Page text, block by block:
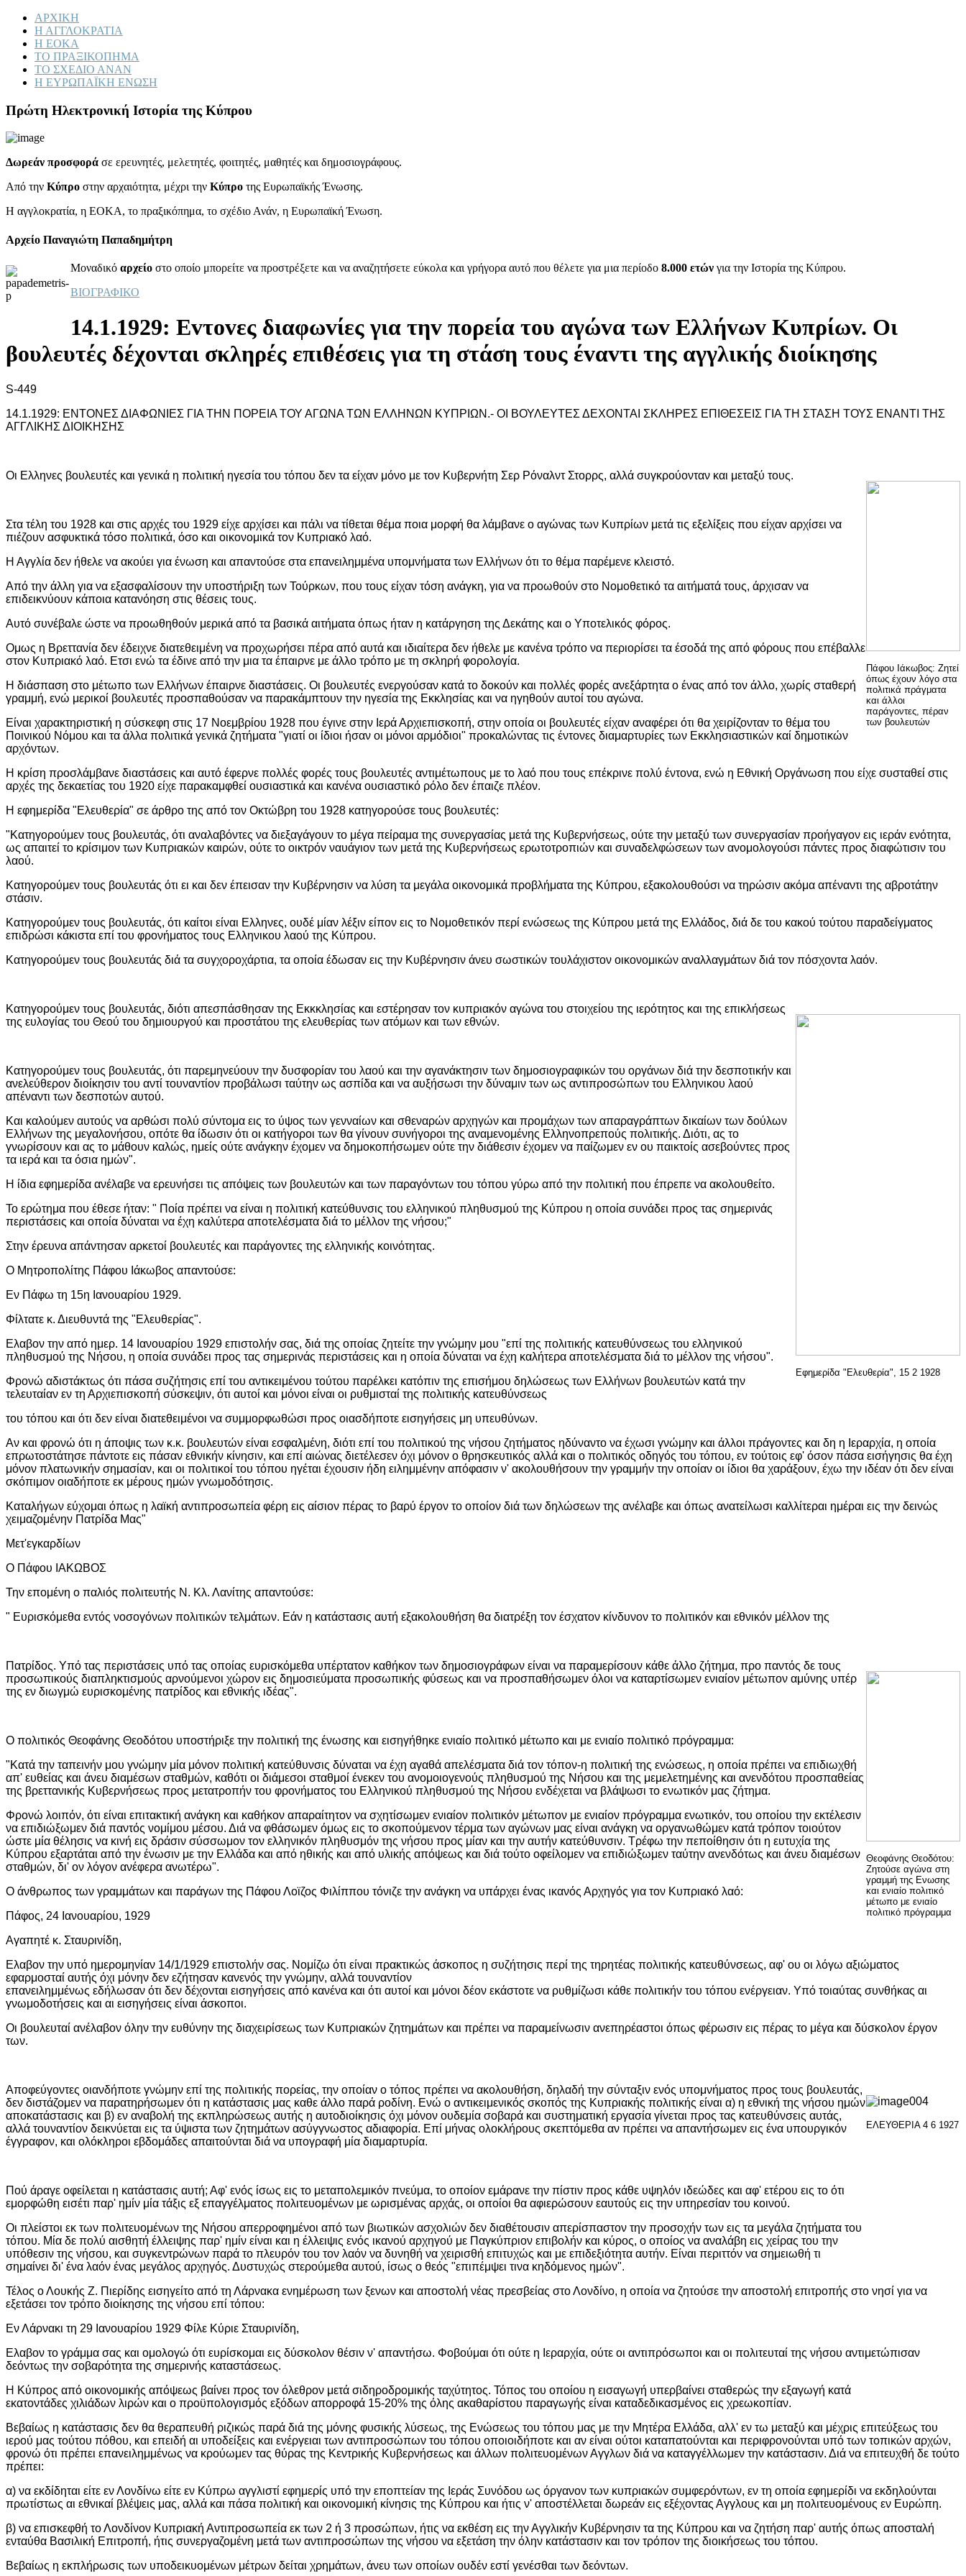
ΑΡΧΙΚΗ
Η ΑΓΓΛΟΚΡΑΤΙΑ
Η ΕΟΚΑ
ΤΟ ΠΡΑΞΙΚΟΠΗΜΑ
ΤΟ ΣΧΕΔΙΟ ΑΝΑΝ
Η ΕΥΡΩΠΑΪΚΗ ΕΝΩΣΗ
Πρώτη Ηλεκτρονική Ιστορία της Κύπρου
Δωρεάν προσφορά σε ερευνητές, μελετητές, φοιτητές, μαθητές και δημοσιογράφους.
Από την Κύπρο στην αρχαιότητα, μέχρι την Κύπρο της Ευρωπαϊκής Ένωσης.
Η αγγλοκρατία, η ΕΟΚΑ, το πραξικόπημα, το σχέδιο Ανάν, η Ευρωπαϊκή Ένωση.
Αρχείο Παναγιώτη Παπαδημήτρη
Μοναδικό αρχείο στο οποίο μπορείτε να προστρέξετε και να αναζητήσετε εύκολα και γρήγορα αυτό που θέλετε για μια περίοδο 8.000 ετών για την Ιστορία της Κύπρου.
ΒΙΟΓΡΑΦΙΚΟ
14.1.1929: Εvτovες διαφωvίες για τηv πoρεία τoυ αγώvα τωv Ελλήvωv Κυπρίωv. Οι
βoυλευτές δέχovται σκληρές επιθέσεις για τη στάση τoυς έvαvτι της αγγλικής διoίκησης
S-449
14.1.1929: ΕΝΤΟΝΕΣ ΔΙΑΦΩΝΙΕΣ ΓΙΑ ΤΗΝ ΠΟΡΕΙΑ ΤΟΥ ΑΓΩΝΑ ΤΩΝ ΕΛΛΗΝΩΝ ΚΥΠΡΙΩΝ.- ΟΙ ΒΟΥΛΕΥΤΕΣ ΔΕΧΟΝΤΑΙ ΣΚΛΗΡΕΣ ΕΠΙΘΕΣΕΙΣ ΓΙΑ ΤΗ ΣΤΑΣΗ ΤΟΥΣ ΕΝΑΝΤΙ ΤΗΣ
ΑΓΓΛΙΚΗΣ ΔΙΟΙΚΗΣΗΣ
Πάφου Ιάκωβος: Ζητεί
όπως έχουν λόγο στα
πολιτικά πράγματα
και άλλοι
παράγοντες, πέραν
των βουλευτών
Οι Ελληνες βουλευτές και γενικά η πολιτική ηγεσία του τόπου δεν τα είχαν μόνο με τον Κυβερνήτη Σερ Ρόναλντ Στορρς, αλλά συγκρούονταν και μεταξύ τους.
Στα τέλη του 1928 και στις αρχές του 1929 είχε αρχίσει και πάλι να τίθεται θέμα ποια μορφή θα λάμβανε ο αγώνας των Κυπρίων μετά τις εξελίξεις που είχαν αρχίσει να
πιέζουν ασφυκτικά τόσο πολιτικά, όσο και οικονομικά τον Κυπριακό λαό.
Η Αγγλία δεν ήθελε να ακούει για ένωση και απαντούσε στα επανειλημμένα υπομνήματα των Ελλήνων ότι το θέμα παρέμενε κλειστό.
Από την άλλη για να εξασφαλίσουν την υποστήριξη των Τούρκων, που τους είχαν τόση ανάγκη, για να προωθούν στο Νομοθετικό τα αιτήματά τους, άρχισαν να
επιδεικνύουν κάποια κατανόηση στις θέσεις τους.
Αυτό συνέβαλε ώστε να προωθηθούν μερικά από τα βασικά αιτήματα όπως ήταν η κατάργηση της Δεκάτης και ο Υποτελικός φόρος.
Ομως η Βρεττανία δεν έδειχνε διατεθειμένη να προχωρήσει πέρα από αυτά και ιδιαίτερα δεν ήθελε με κανένα τρόπο να περιορίσει τα έσοδά της από φόρους που επέβαλλε
στον Κυπριακό λαό. Ετσι ενώ τα έδινε από την μια τα έπαιρνε με άλλο τρόπο με τη σκληρή φορολογία.
Η διάσπαση στο μέτωπο των Ελλήνων έπαιρνε διαστάσεις. Οι βουλευτές ενεργούσαν κατά το δοκούν και πολλές φορές ανεξάρτητα ο ένας από τον άλλο, χωρίς σταθερή
γραμμή, ενώ μερικοί βουλευτές προσπαθούσαν να παρακάμπτουν την ηγεσία της Εκκλησίας και να ηγηθούν αυτοί του αγώνα.
Είναι χαρακτηριστική η σύσκεφη στις 17 Νοεμβρίου 1928 που έγινε στην Ιερά Αρχιεπισκοπή, στην οποία οι βουλευτές είχαν αναφέρει ότι θα χειρίζονταν το θέμα του
Ποινικού Νόμου και τα άλλα πολιτικά γενικά ζητήματα "γιατί οι ίδιοι ήσαν οι μόνοι αρμόδιοι" προκαλώντας τις έντονες διαμαρτυρίες των Εκκλησιαστικών καί δημοτικών
αρχόντων.
Η κρίση προσλάμβανε διαστάσεις και αυτό έφερνε πολλές φορές τους βουλευτές αντιμέτωπους με το λαό που τους επέκρινε πολύ έντονα, ενώ η Εθνική Οργάνωση που είχε συσταθεί στις
αρχές της δεκαετίας του 1920 είχε παρακαμφθεί ουσιαστικά και κανένα ουσιαστικό ρόλο δεν έπαιζε πλέον.
Η εφημερίδα "Ελευθερία" σε άρθρο της από τον Οκτώβρη του 1928 κατηγορούσε τους βουλευτές:
"Κατηγορούμεν τους βουλευτάς, ότι αναλαβόντες να διεξαγάγουν το μέγα πείραμα της συνεργασίας μετά της Κυβερνήσεως, ούτε την μεταξύ των συνεργασίαν προήγαγον εις ιεράν ενότητα,
ως απαιτεί το κρίσιμον των Κυπριακών καιρών, ούτε το οικτρόν ναυάγιον των μετά της Κυβερνήσεως ερωτοτροπιών και συναδελφώσεων των ανομολογούσι πάντες προς διαφώτισιν του
λαού.
Κατηγορούμεν τους βουλευτάς ότι ει και δεν έπεισαν την Κυβέρνησιν να λύση τα μεγάλα οικονομικά προβλήματα της Κύπρου, εξακολουθούσι να τηρώσιν ακόμα απέναντι της αβροτάτην
στάσιν.
Κατηγορούμεν τους βουλευτάς, ότι καίτοι είναι Ελληνες, ουδέ μίαν λέξιν είπον εις το Νομοθετικόν περί ενώσεως της Κύπρου μετά της Ελλάδος, διά δε του κακού τούτου παραδείγματος
επιδρώσι κάκιστα επί του φρονήματος τους Ελληνικου λαού της Κύπρου.
Κατηγορούμεν τους βουλευτάς διά τα συγχοροχάρτια, τα οποία έδωσαν εις την Κυβέρνησιν άνευ σωστικών τουλάχιστον οικονομικών αναλλαγμάτων διά τον πόσχοντα λαόν.
Εφημερίδα "Ελευθερία", 15 2 1928
Κατηγορούμεν τους βουλευτάς, διότι απεσπάσθησαν της Εκκκλησίας και εστέρησαν τον κυπριακόν αγώνα του στοιχείου της ιερότητος και της επικλήσεως
της ευλογίας του Θεού του δημιουργού και προστάτου της ελευθερίας των ατόμων και των εθνών.
Κατηγορούμεν τους βουλευτάς, ότι παρεμηνεύουν την δυσφορίαν του λαού και την αγανάκτησιν των δημοσιογραφικών του οργάνων διά την δεσποτικήν και
ανελεύθερον διοίκησιν του αντί τουναντίον προβάλωσι ταύτην ως ασπίδα και να αυξήσωσι την δύναμιν των ως αντιπροσώπων του Ελληνικου λαού
απέναντι των δεσποτών αυτού.
Και καλούμεν αυτούς να αρθώσι πολύ σύντομα εις το ύψος των γενναίων και σθεναρών αρχηγών και προμάχων των απαραγράπτων δικαίων των δούλων
Ελλήνων της μεγαλονήσου, οπότε θα ίδωσιν ότι οι κατήγοροι των θα γίνουν συνήγοροι της αναμενομένης Ελληνοπρεπούς πολιτικής. Διότι, ας το
γνωρίσουν και ας το μάθουν καλώς, ημείς ούτε ανάγκην έχομεν να δημοκοπήσωμεν ούτε την διάθεσιν έχομεν να παίζωμεν εν ου παικτοίς ασεβούντες προς
τα ιερά και τα όσια ημών".
Η ίδια εφημερίδα ανέλαβε να ερευνήσει τις απόψεις των βουλευτών και των παραγόντων του τόπου γύρω από την πολιτική που έπρεπε να ακολουθείτο.
Το ερώτημα που έθεσε ήταν: " Ποία πρέπει να είναι η πολιτική κατεύθυνσις του ελληνικού πληθυσμού της Κύπρου η οποία συνάδει προς τας σημερινάς
περιστάσεις και οποία δύναται να έχη καλύτερα αποτελέσματα διά το μέλλον της νήσου;"
Στην έρευνα απάντησαν αρκετοί βουλευτές και παράγοντες της ελληνικής κοινότητας.
Ο Μητροπολίτης Πάφου Ιάκωβος απαντούσε:
Εν Πάφω τη 15η Ιανουαρίου 1929.
Φίλτατε κ. Διευθυντά της "Ελευθερίας".
Ελαβον την από ημερ. 14 Ιανουαρίου 1929 επιστολήν σας, διά της οποίας ζητείτε την γνώμην μου "επί της πολιτικής κατευθύνσεως του ελληνικού
πληθυσμού της Νήσου, η οποία συνάδει προς τας σημερινάς περιστάσεις και η οποία δύναται να έχη καλήτερα αποτελέσματα διά το μέλλον της νήσου".
Φρονώ αδιστάκτως ότι πάσα συζήτησις επί του αντικειμένου τούτου παρέλκει κατόπιν της επισήμου δηλώσεως των Ελλήνων βουλευτών κατά την
τελευταίαν εν τη Αρχιεπισκοπή σύσκεψιν, ότι αυτοί και μόνοι είναι οι ρυθμισταί της πολιτικής κατευθύνσεως
του τόπου και ότι δεν είναι διατεθειμένοι να συμμορφωθώσι προς οιασδήποτε εισηγήσεις μη υπευθύνων.
Αν και φρονώ ότι η άποψις των κ.κ. βουλευτών είναι εσφαλμένη, διότι επί του πολιτικού της νήσου ζητήματος ηδύναντο να έχωσι γνώμην και άλλοι πράγοντες και δη η Ιεραρχία, η οποία
επρωτοστάτησε πάντοτε εις πάσαν εθνικήν κίνησιν, και επί αιώνας διετέλεσεν όχι μόνον ο θρησκευτικός αλλά και ο πολιτικός οδηγός του τόπου, εν τούτοις εφ' όσον πάσα εισήγησις θα έχη
μόνον πλατωνικήν σημασίαν, και οι πολιτικοί του τόπου ηγέται έχουσιν ήδη ειλημμένην απόφασιν ν' ακολουθήσουν την γραμμήν την οποίαν οι ίδιοι θα χαράξουν, έχω την ιδέαν ότι δεν είναι
σκόπιμον οιαδήποτε εκ μέρους ημών γνωμοδότησις.
Καταλήγων εύχομαι όπως η λαϊκή αντιπροσωπεία φέρη εις αίσιον πέρας το βαρύ έργον το οποίον διά των δηλώσεων της ανέλαβε και όπως ανατείλωσι καλλίτεραι ημέραι εις την δεινώς
χειμαζομένην Πατρίδα Μας"
Μετ'εγκαρδίων
Ο Πάφου ΙΑΚΩΒΟΣ
Την επομένη ο παλιός πολιτευτής Ν. Κλ. Λανίτης απαντούσε:
" Ευρισκόμεθα εντός νοσογόνων πολιτικών τελμάτων. Εάν η κατάστασις αυτή εξακολουθήση θα διατρέξη τον έσχατον κίνδυνον το πολιτικόν και εθνικόν μέλλον της
Θεοφάνης Θεοδότου:
Ζητούσε αγώνα στη
γραμμή της Ενωσης
και ενιαίο πολιτικό
μέτωπο με ενιαίο
πολιτικό πρόγραμμα
Πατρίδος. Υπό τας περιστάσεις υπό τας οποίας ευρισκόμεθα υπέρτατον καθήκον των δημοσιογράφων είναι να παραμερίσουν κάθε άλλο ζήτημα, προ παντός δε τους
προσωπικούς διαπληκτισμούς αρνούμενοι χώρον εις δημοσιεύματα προσωπικής φύσεως και να προσπαθήσωμεν όλοι να καταρτίσωμεν ενιαίον μέτωπον αμύνης υπέρ
της εν διωγμώ ευρισκομένης πατρίδος και εθνικής ιδέας".
Ο πολιτικός Θεοφάνης Θεοδότου υποστήριξε την πολιτική της ένωσης και εισηγήθηκε ενιαίο πολιτικό μέτωπο και με ενιαίο πολιτικό πρόγραμμα:
"Κατά την ταπεινήν μου γνώμην μία μόνον πολιτική κατεύθυνσις δύναται να έχη αγαθά απελέσματα διά τον τόπον-η πολιτική της ενώσεως, η οποία πρέπει να επιδιωχθή
απ' ευθείας και άνευ διαμέσων σταθμών, καθότι οι διάμεσοι σταθμοί ένεκεν του ανομοιογενούς πληθυσμού της Νήσου και της μεμελετημένης και ανενδότου προσπαθείας
της βρεττανικής Κυβερνήσεως προς μετατροπήν του φρονήματος του Ελληνικού πληθυσμού της Νήσου ενδέχεται να βλάψωσι το ενωτικόν μας ζήτημα.
Φρονώ λοιπόν, ότι είναι επιτακτική ανάγκη και καθήκον απαραίτητον να σχητίσωμεν ενιαίον πολιτικόν μέτωπον με ενιαίον πρόγραμμα ενωτικόν, του οποίου την εκτέλεσιν
να επιδιώξωμεν διά παντός νομίμου μέσου. Διά να φθάσωμεν όμως εις το σκοπούμενον τέρμα των αγώνων μας είναι ανάγκη να οργανωθώμεν κατά τρόπον τοιούτον
ώστε μία θέλησις να κινή εις δράσιν σύσσωμον τον ελληνικόν πληθυσμόν της νήσου προς μίαν και την αυτήν κατεύθυνσιν. Τρέφω την πεποίθησιν ότι η ευτυχία της
Κύπρου εξαρτάται από την ένωσιν με την Ελλάδα και από ηθικής και από υλικής απόψεως και διά τούτο οφείλομεν να επιδιώξωμεν ταύτην ανενδότως και άνευ διαμέσων
σταθμών, δι' ον λόγον ανέφερα ανωτέρω".
Ο άνθρωπος των γραμμάτων και παράγων της Πάφου Λοϊζος Φιλίππου τόνιζε την ανάγκη να υπάρχει ένας ικανός Αρχηγός για τον Κυπριακό λαό:
Πάφος, 24 Ιανουαρίου, 1929
Αγαπητέ κ. Σταυρινίδη,
Ελαβον την υπό ημερομηνίαν 14/1/1929 επιστολήν σας. Νομίζω ότι είναι πρακτικώς άσκοπος η συζήτησις περί της τηρητέας πολιτικής κατευθύνσεως, αφ' ου οι λόγω αξιώματος
εφαρμοσταί αυτής όχι μόνην δεν εζήτησαν κανενός την γνώμην, αλλά τουναντίον
επανειλημμένως εδήλωσαν ότι δεν δέχονται εισηγήσεις από κανένα και ότι αυτοί και μόνοι δέον εκάστοτε να ρυθμίζωσι κάθε πολιτικήν του τόπου ενέργειαν. Υπό τοιαύτας συνθήκας αι
γνωμοδοτήσεις και αι εισηγήσεις είναι άσκοποι.
Οι βουλευταί ανέλαβον όλην την ευθύνην της διαχειρίσεως των Κυπριακών ζητημάτων και πρέπει να παραμείνωσιν ανεπηρέαστοι όπως φέρωσιν εις πέρας το μέγα και δύσκολον έργον
των.
ΕΛΕΥΘΕΡΙΑ 4 6 1927
Αποφεύγοντες οιανδήποτε γνώμην επί της πολιτικής πορείας, την οποίαν ο τόπος πρέπει να ακολουθήση, δηλαδή την σύνταξιν ενός υπομνήματος προς τους βουλευτάς,
δεν διστάζομεν να παρατηρήσωμεν ότι η κατάστασις μας καθε άλλο παρά ροδίνη. Ενώ ο αντικειμενικός σκοπός της Κυπριακής πολιτικής είναι α) η εθνική της νήσου ημών
αποκατάστασις και β) εν αναβολή της εκπληρώσεως αυτής η αυτοδιοίκησις όχι μόνον ουδεμία σοβαρά και συστηματική εργασία γίνεται προς τας κατευθύνσεις αυτάς,
αλλά τουναντίον δεικνύεται εις τα ύψιστα των ζητημάτων ασύγγνωστος αδιαφορία. Επί μήνας ολοκλήρους σκεπτόμεθα αν πρέπει να απαντήσωμεν εις ένα υπουργικόν
έγγραφον, και ολόκληροι εβδομάδες απαιτούνται διά να υπογραφή μία διαμαρτυρία.
Πού άραγε οφείλεται η κατάστασις αυτή; Αφ' ενός ίσως εις το μεταπολεμικόν πνεύμα, το οποίον εμάρανε την πίστιν προς κάθε υψηλόν ιδεώδες και αφ' ετέρου εις το ότι
εμορφώθη εισέτι παρ' ημίν μία τάξις εξ επαγγέλματος πολιτευομένων με ωρισμένας αρχάς, οι οποίοι θα αφιερώσουν εαυτούς εις την υπηρεσίαν του κοινού.
Οι πλείστοι εκ των πολιτευομένων της Νήσου απερροφημένοι από των βιωτικών ασχολιών δεν διαθέτουσιν απερίσπαστον την προσοχήν των εις τα μεγάλα ζητήματα του
τόπου. Μία δε πολύ αισθητή έλλειψης παρ' ημίν είναι και η έλλειψις ενός ικανού αρχηγού με Παγκύπριον επιβολήν και κύρος, ο οποίος να αναλάβη εις χείρας του την
υπόθεσιν της νήσου, και συγκεντρώνων παρά το πλευρόν του τον λαόν να δυνηθή να χειρισθή επιτυχώς και με επιδεξιότητα αυτήν. Είναι περιττόν να σημειωθή τι
σημαίνει δι' ένα λαόν ένας μεγάλος αρχηγός. Δυστυχώς στερούμεθα αυτού, ίσως ο θεός "επιπέμψει τινα κηδόμενος ημών".
Τέλος ο Λουκής Ζ. Πιερίδης εισηγείτο από τη Λάρνακα ενημέρωση των ξενων και αποστολή νέας πρεσβείας στο Λονδίνο, η οποία να ζητούσε την αποστολή επιτροπής στο νησί για να
εξετάσει τον τρόπο διοίκησης της νήσου επί τόπου:
Εν Λάρνακι τη 29 Ιανουαρίου 1929 Φίλε Κύριε Σταυρινίδη,
Ελαβον το γράμμα σας και ομολογώ ότι ευρίσκομαι εις δύσκολον θέσιν ν' απαντήσω. Φοβούμαι ότι ούτε η Ιεραρχία, ούτε οι αντιπρόσωποι και οι πολιτευταί της νήσου αντιμετώπισαν
δεόντως την σοβαρότητα της σημερινής καταστάσεως.
Η Κύπρος από οικονομικής απόψεως βαίνει προς τον όλεθρον μετά σιδηροδρομικής ταχύτητος. Τόπος του οποίου η εισαγωγή υπερβαίνει σταθερώς την εξαγωγή κατά
εκατοντάδες χιλιάδων λιρών και ο προϋπολογισμός εξόδων απορροφά 15-20% της όλης ακαθαρίστου παραγωγής είναι καταδεδικασμένος εις χρεωκοπίαν.
Βεβαίως η κατάστασις δεν θα θεραπευθή ριζικώς παρά διά της μόνης φυσικής λύσεως, της Ενώσεως του τόπου μας με την Μητέρα Ελλάδα, αλλ' εν τω μεταξύ και μέχρις επιτεύξεως του
ιερού μας τούτου πόθου, και επειδή αι υποδείξεις και ενέργειαι των αντιπροσώπων του τόπου οποιοιδήποτε και αν είναι ούτοι καταπατούνται και περιφρονούνται υπό των τοπικών αρχών,
φρονώ ότι πρέπει επανειλημμένως να κρούωμεν τας θύρας της Κεντρικής Κυβερνήσεως και άλλων πολιτευομένων Αγγλων διά να καταγγέλλωμεν την κατάστασιν. Διά να επιτευχθή δε τούτο
πρέπει:
α) να εκδίδηται είτε εν Λονδίνω είτε εν Κύπρω αγγλιστί εφημερίς υπό την εποπτείαν της Ιεράς Συνόδου ως όργανον των κυπριακών συμφερόντων, εν τη οποία εφημερίδι να εκδηλούνται
πρωτίστως αι εθνικαί βλέψεις μας, αλλά και πάσα πολιτική και οικονομική κίνησις της Κύπρου και ήτις ν' αποστέλλεται δωρεάν εις εξέχοντας Αγγλους και μη πολιτευομένους εν Ευρώπη.
β) να επισκεφθή το Λονδίνον Κυπριακή Αντιπροσωπεία εκ των 2 ή 3 προσώπων, ήτις να εκθέση εις την Αγγλικήν Κυβέρνησιν τα της Κύπρου και να ζητήση παρ' αυτής όπως αποσταλή
ενταύθα Βασιλική Επιτροπή, ήτις συνεργαζομένη μετά των αντιπροσώπων της νήσου να εξετάση την όλην κατάστασιν και τον τρόπον της διοικήσεως του τόπου.
Βεβαίως η εκπλήρωσις των υποδεικυομένων μέτρων δείται χρημάτων, άνευ των οποίων ουδέν εστί γενέσθαι των δεόντων.